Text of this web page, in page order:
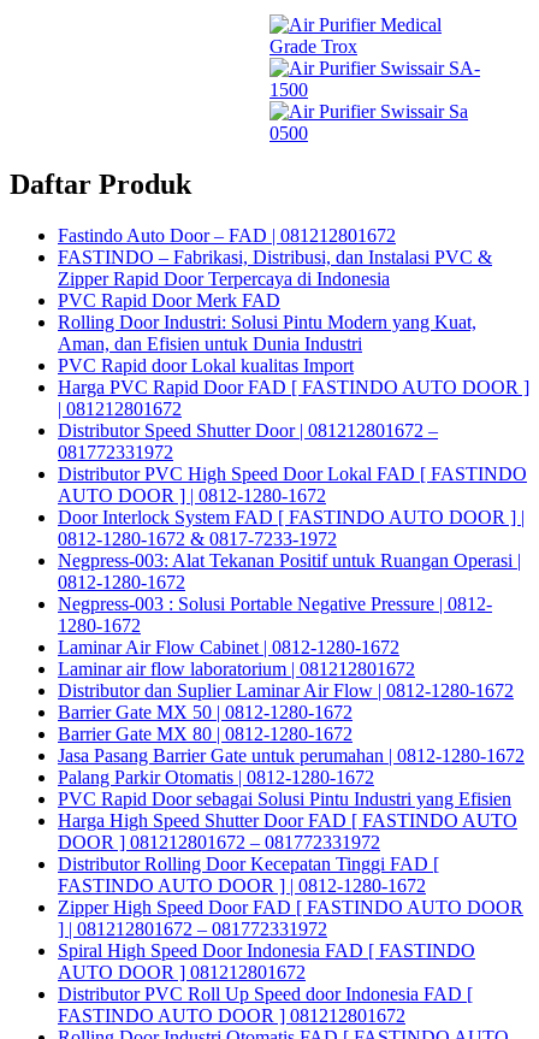
Daftar Produk
Fastindo Auto Door – FAD | 081212801672
FASTINDO – Fabrikasi, Distribusi, dan Instalasi PVC &
Zipper Rapid Door Terpercaya di Indonesia
PVC Rapid Door Merk FAD
Rolling Door Industri: Solusi Pintu Modern yang Kuat,
Aman, dan Efisien untuk Dunia Industri
PVC Rapid door Lokal kualitas Import
Harga PVC Rapid Door FAD [ FASTINDO AUTO DOOR ]
| 081212801672
Distributor Speed Shutter Door | 081212801672 –
081772331972
Distributor PVC High Speed Door Lokal FAD [ FASTINDO
AUTO DOOR ] | 0812-1280-1672
Door Interlock System FAD [ FASTINDO AUTO DOOR ] |
0812-1280-1672 & 0817-7233-1972
Negpress-003: Alat Tekanan Positif untuk Ruangan Operasi |
0812-1280-1672
Negpress-003 : Solusi Portable Negative Pressure | 0812-
1280-1672
Laminar Air Flow Cabinet | 0812-1280-1672
Laminar air flow laboratorium | 081212801672
Distributor dan Suplier Laminar Air Flow | 0812-1280-1672
Barrier Gate MX 50 | 0812-1280-1672
Barrier Gate MX 80 | 0812-1280-1672
Jasa Pasang Barrier Gate untuk perumahan | 0812-1280-1672
Palang Parkir Otomatis | 0812-1280-1672
PVC Rapid Door sebagai Solusi Pintu Industri yang Efisien
Harga High Speed Shutter Door FAD [ FASTINDO AUTO
DOOR ] 081212801672 – 081772331972
Distributor Rolling Door Kecepatan Tinggi FAD [
FASTINDO AUTO DOOR ] | 0812-1280-1672
Zipper High Speed Door FAD [ FASTINDO AUTO DOOR
] | 081212801672 – 081772331972
Spiral High Speed Door Indonesia FAD [ FASTINDO
AUTO DOOR ] 081212801672
Distributor PVC Roll Up Speed door Indonesia FAD [
FASTINDO AUTO DOOR ] 081212801672